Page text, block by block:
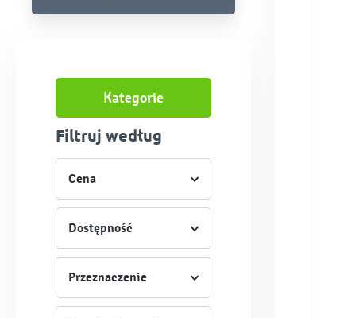
Kategorie
Filtruj według
Cena
Dostępność
Przeznaczenie